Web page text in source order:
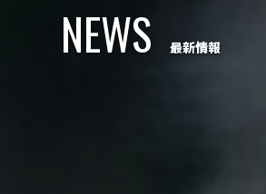
NEWS 最新情報